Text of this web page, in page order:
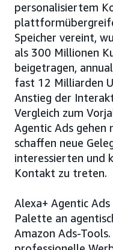
personalisiertem
Speicher vereint,
als 300 Millionen
beigetragen,
fast 12 Milliarden
Anstieg der
Vergleich zum
Agentic Ads gehen
schaffen neue
interessierten und
Kontakt zu treten.
Alexa+ Agentic
Palette an
Amazon Ads-